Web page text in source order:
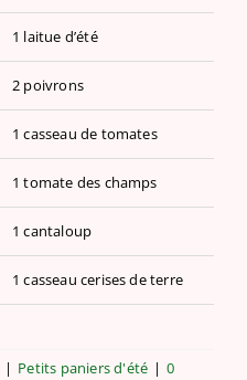
1 laitue d’été
2 poivrons
1 casseau de tomates
1 tomate des champs
1 cantaloup
1 casseau cerises de terre
| Petits paniers d'été | 0